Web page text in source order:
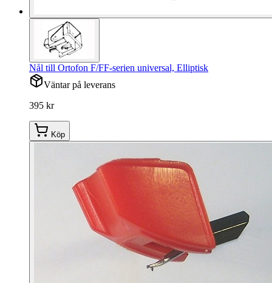
Nål till Ortofon F/FF-serien universal, Elliptisk
Väntar på leverans
395 kr
Köp